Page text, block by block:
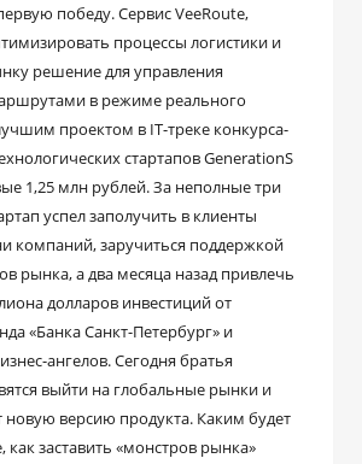
победу. Сервис VeeRoute,
процессы логистики и
решение для управления
в режиме реального
проектом в IT-треке конкурса-
стартапов GenerationS
1,25 млн рублей. За неполные три
успел заполучить в клиенты
компаний, заручиться поддержкой
рынка, а два месяца назад привлечь
долларов инвестиций от
«Банка Санкт-Петербург» и
ангелов. Сегодня братья
выйти на глобальные рынки и
новую версию продукта. Каким будет
заставить «монстров рынка»